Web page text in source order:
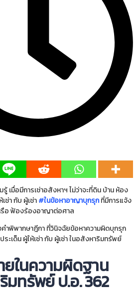
เมื่อมีการเช่าอสังหาฯ ไม่ว่าจะที่ดิน บ้าน ห้อง
ช่า กับ ผู้เช่า#ในข้อหาอาญาบุกรุกที่มีการแจ้ง
อ ฟ้องร้องอาญาต่อศาล
พิพากษาฎีกา ที่วินิจฉัยข้อหาความผิดบุกรุก
ะเด็น ผู้ให้เช่า กับ ผู้เช่า ในอสังหาริมทรัพย์
ในความผิดฐาน
มทรัพย์ ป.อ. 362